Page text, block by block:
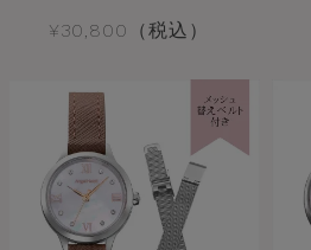
¥30,800（税込）